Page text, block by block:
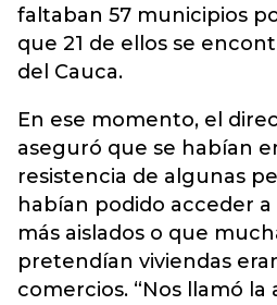
faltaban 57 municipios
que 21 de ellos se
del Cauca.
En ese momento, el
aseguró que se habían
resistencia de algunas
habían podido acceder
más aislados o que
pretendían viviendas
comercios. “Nos llamó